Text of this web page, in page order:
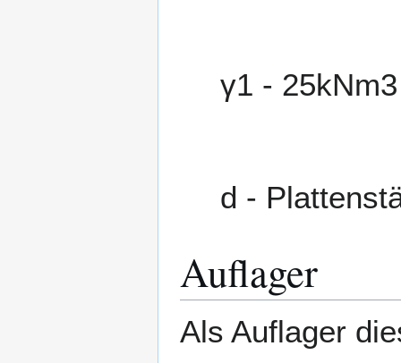
γ1 - 25kNm3
d -
Auflager
Als Auflager